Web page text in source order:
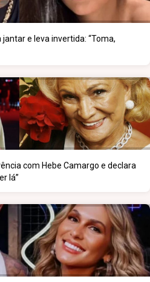
e leva invertida: “Toma,
com Hebe Camargo e declara
lá”